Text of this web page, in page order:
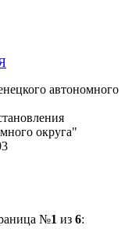
автономного
округа"
№1 из 6: